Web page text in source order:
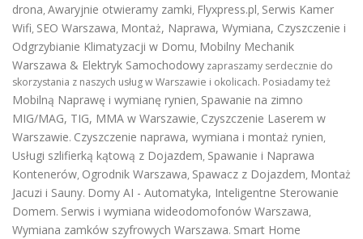
drona, Awaryjnie otwieramy zamki, Flyxpress.pl, Serwis Kamer
Wifi, SEO Warszawa, Montaż, Naprawa, Wymiana, Czyszczenie i
Odgrzybianie Klimatyzacji w Domu, Mobilny Mechanik
Warszawa & Elektryk Samochodowy zapraszamy serdecznie do
skorzystania z naszych usług w Warszawie i okolicach. Posiadamy też
Mobilną Naprawę i wymianę rynien, Spawanie na zimno
MIG/MAG, TIG, MMA w Warszawie, Czyszczenie Laserem w
Warszawie. Czyszczenie naprawa, wymiana i montaż rynien,
Usługi szlifierką kątową z Dojazdem, Spawanie i Naprawa
Kontenerów, Ogrodnik Warszawa, Spawacz z Dojazdem, Montaż
Jacuzi i Sauny. Domy AI - Automatyka, Inteligentne Sterowanie
Domem. Serwis i wymiana wideodomofonów Warszawa,
Wymiana zamków szyfrowych Warszawa. Smart Home